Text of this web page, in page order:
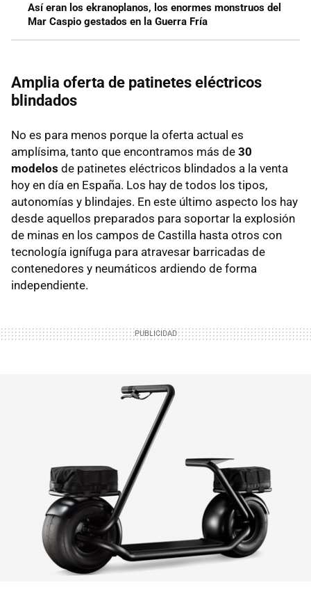
Así eran los ekranoplanos, los enormes monstruos del
Mar Caspio gestados en la Guerra Fría
Amplia oferta de patinetes eléctricos
blindados
No es para menos porque la oferta actual es
amplísima, tanto que encontramos más de 30
modelos de patinetes eléctricos blindados a la venta
hoy en día en España. Los hay de todos los tipos,
autonomías y blindajes. En este último aspecto los hay
desde aquellos preparados para soportar la explosión
de minas en los campos de Castilla hasta otros con
tecnología ignífuga para atravesar barricadas de
contenedores y neumáticos ardiendo de forma
independiente.